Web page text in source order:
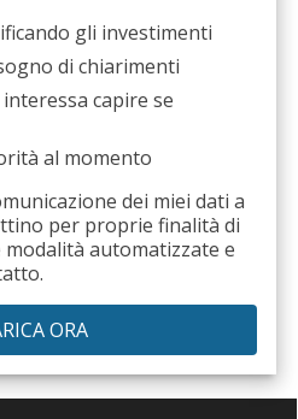
gli investimenti
di chiarimenti
capire se
al momento
dei miei dati a
per proprie finalità di
automatizzate e